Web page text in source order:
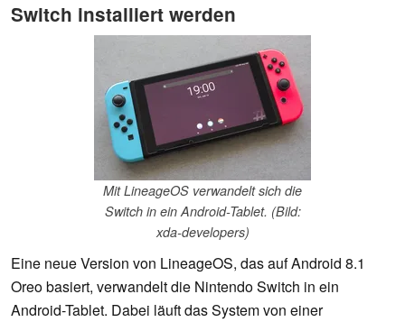
Switch installiert werden
Mit LineageOS verwandelt sich die
Switch in ein Android-Tablet. (Bild:
xda-developers)
Eine neue Version von LineageOS, das auf Android 8.1
Oreo basiert, verwandelt die Nintendo Switch in ein
Android-Tablet. Dabei läuft das System von einer